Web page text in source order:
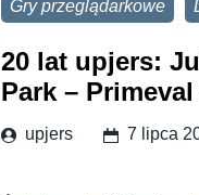
Gry przeglądarkowe
20 lat upjers:
Park –
upjers 7 lipca